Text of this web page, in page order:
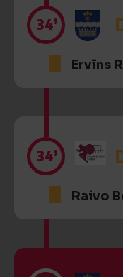
34’
Ervīns
34’
Raivo